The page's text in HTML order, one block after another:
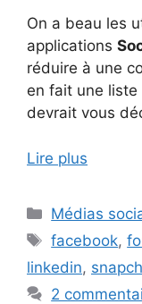
On a beau les
applications
réduire à une
en fait une liste
devrait vous
Lire plus
Catégories
Médias
Étiquettes
facebook,
linkedin,
2